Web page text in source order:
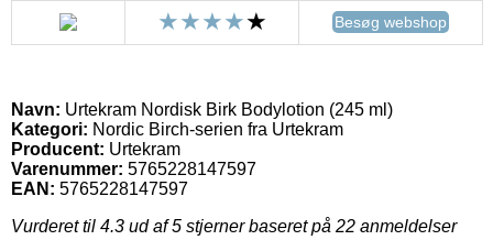
Besøg webshop
Navn: Urtekram Nordisk Birk Bodylotion (245 ml)
Kategori: Nordic Birch-serien fra Urtekram
Producent: Urtekram
Varenummer: 5765228147597
EAN: 5765228147597
Vurderet til 4.3 ud af 5 stjerner baseret på 22 anmeldelser